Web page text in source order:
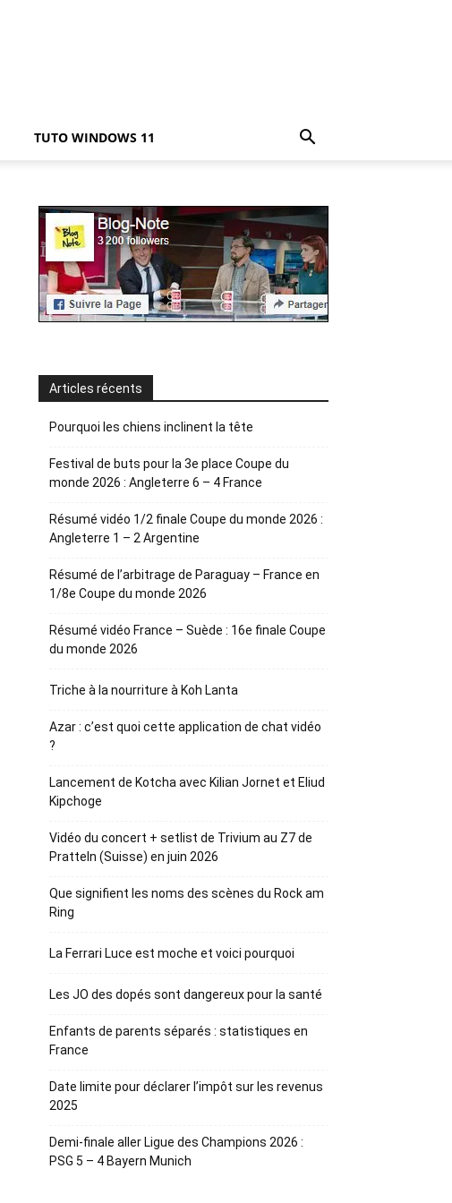
TUTO WINDOWS 11
Articles récents
Pourquoi les chiens inclinent la tête
Festival de buts pour la 3e place Coupe du
monde 2026 : Angleterre 6 – 4 France
Résumé vidéo 1/2 finale Coupe du monde 2026 :
Angleterre 1 – 2 Argentine
Résumé de l’arbitrage de Paraguay – France en
1/8e Coupe du monde 2026
Résumé vidéo France – Suède : 16e finale Coupe
du monde 2026
Triche à la nourriture à Koh Lanta
Azar : c’est quoi cette application de chat vidéo
?
Lancement de Kotcha avec Kilian Jornet et Eliud
Kipchoge
Vidéo du concert + setlist de Trivium au Z7 de
Pratteln (Suisse) en juin 2026
Que signifient les noms des scènes du Rock am
Ring
La Ferrari Luce est moche et voici pourquoi
Les JO des dopés sont dangereux pour la santé
Enfants de parents séparés : statistiques en
France
Date limite pour déclarer l’impôt sur les revenus
2025
Demi-finale aller Ligue des Champions 2026 :
PSG 5 – 4 Bayern Munich